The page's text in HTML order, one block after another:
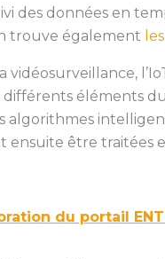
des données en
trouve également
vidéosurveillance,
éléments
algorithmes
ensuite être
du portail